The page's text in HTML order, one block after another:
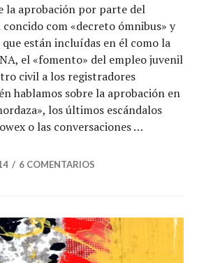
la aprobación por parte del
com «decreto ómnibus» y
que están incluídas en él como la
el «fomento» del empleo juvenil
civil a los registradores
hablamos sobre la aprobación en
los últimos escándalos
o las conversaciones …
para controlarlos a todos –
6 COMENTARIOS